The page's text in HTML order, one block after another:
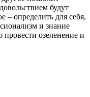
будут
– определить для себя,
и знание
провести озеленение и